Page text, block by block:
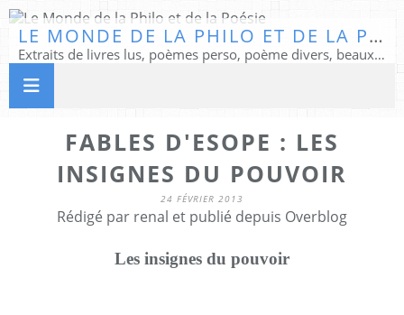
LE MONDE DE LA PHILO ET DE LA POÉSIE
Extraits de livres lus, poèmes perso, poème divers, beaux textes...
FABLES D'ESOPE : LES
INSIGNES DU POUVOIR
24 FÉVRIER 2013
Rédigé par renal et publié depuis Overblog
Les insignes du pouvoir